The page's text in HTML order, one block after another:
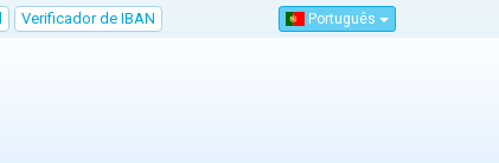
Verificador de IBAN Português